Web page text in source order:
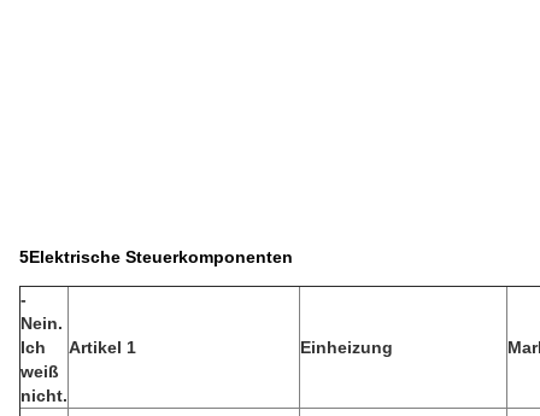
5Elektrische Steuerkomponenten
-
Nein.
Ich
weiß
nicht.
Artikel 1 Einheizung